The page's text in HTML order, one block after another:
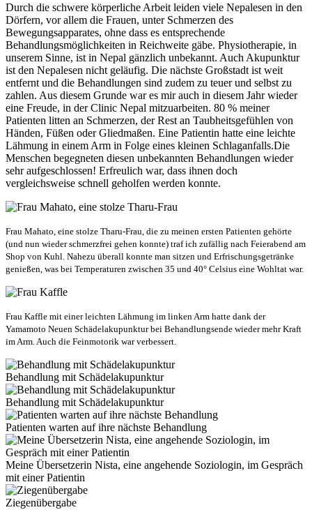
Durch die schwere körperliche Arbeit leiden viele Nepalesen in den
Dörfern, vor allem die Frauen, unter Schmerzen des
Bewegungsapparates, ohne dass es entsprechende
Behandlungsmöglichkeiten in Reichweite gäbe. Physiotherapie, in
unserem Sinne, ist in Nepal gänzlich unbekannt. Auch Akupunktur
ist den Nepalesen nicht geläufig. Die nächste Großstadt ist weit
entfernt und die Behandlungen sind zudem zu teuer und selbst zu
zahlen. Aus diesem Grunde war es mir auch in diesem Jahr wieder
eine Freude, in der Clinic Nepal mitzuarbeiten. 80 % meiner
Patienten litten an Schmerzen, der Rest an Taubheitsgefühlen von
Händen, Füßen oder Gliedmaßen. Eine Patientin hatte eine leichte
Lähmung in einem Arm in Folge eines kleinen Schlaganfalls.Die
Menschen begegneten diesen unbekannten Behandlungen wieder
sehr aufgeschlossen! Erfreulich war, dass ihnen doch
vergleichsweise schnell geholfen werden konnte.
Frau Mahato, eine stolze Tharu-Frau, die zu meinen ersten Patienten gehörte
(und nun wieder schmerzfrei gehen konnte) traf ich zufällig nach Feierabend am
Shop von Kuhl. Nahezu überall konnte man sitzen und Erfrischungsgetränke
genießen, was bei Temperaturen zwischen 35 und 40° Celsius eine Wohltat war.
Frau Kaffle mit einer leichten Lähmung im linken Arm hatte dank der
Yamamoto Neuen Schädelakupunktur bei Behandlungsende wieder mehr Kraft
im Arm. Auch die Feinmotorik war verbessert.
Behandlung mit Schädelakupunktur
Behandlung mit Schädelakupunktur
Patienten warten auf ihre nächste Behandlung
Meine Übersetzerin Nista, eine angehende Soziologin, im Gespräch
mit einer Patientin
Ziegenübergabe